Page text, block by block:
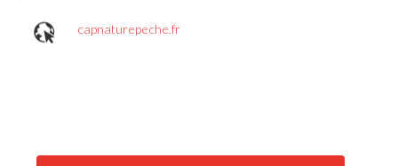
capnaturepeche.fr